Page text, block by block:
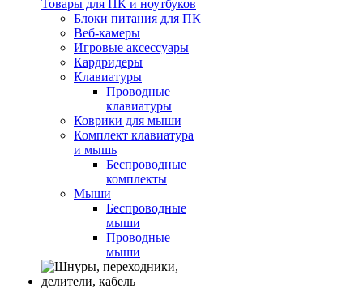
Товары для ПК и ноутбуков
Блоки питания для ПК
Веб-камеры
Игровые аксессуары
Кардридеры
Клавиатуры
Проводные
клавиатуры
Коврики для мыши
Комплект клавиатура
и мышь
Беспроводные
комплекты
Мыши
Беспроводные
мыши
Проводные
мыши